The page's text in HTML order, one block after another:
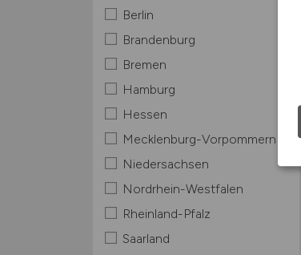
Berlin
Brandenburg
Bremen
Hamburg
Hessen
Mecklenburg-Vorpommern
Niedersachsen
Nordrhein-Westfalen
Rheinland-Pfalz
Saarland